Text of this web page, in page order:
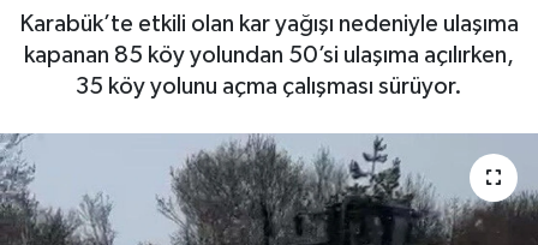
Karabük’te etkili olan kar yağışı nedeniyle ulaşıma
kapanan 85 köy yolundan 50’si ulaşıma açılırken,
35 köy yolunu açma çalışması sürüyor.
SAĞLIK
SPOR
EĞİTİM
YAŞAM
Süper Lig Puan Durumu ve Fikstür
Tüm Manşetler
Son Dakika Haberleri
Haber Arşivi